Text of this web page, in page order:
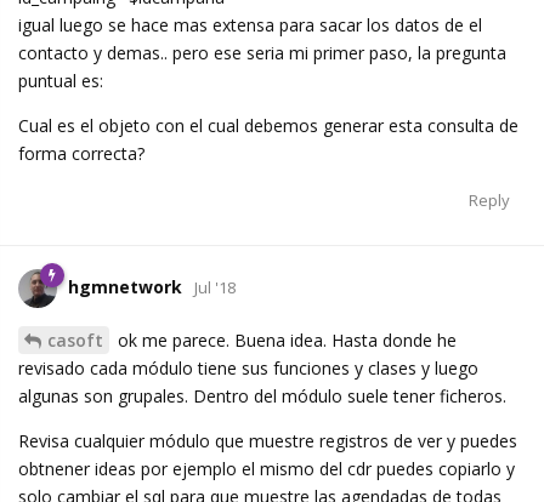
igual luego se hace mas extensa para sacar los datos de el
contacto y demas.. pero ese seria mi primer paso, la pregunta
puntual es:
Cual es el objeto con el cual debemos generar esta consulta de
forma correcta?
Reply
hgmnetwork Jul '18
casoft
ok me parece. Buena idea. Hasta donde he
revisado cada módulo tiene sus funciones y clases y luego
algunas son grupales. Dentro del módulo suele tener ficheros.
Revisa cualquier módulo que muestre registros de ver y puedes
obtnener ideas por ejemplo el mismo del cdr puedes copiarlo y
solo cambiar el sql para que muestre las agendadas de todas